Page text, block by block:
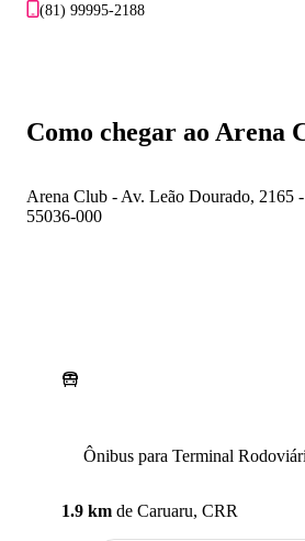
(81) 99995-2188
Como chegar ao Arena
Arena Club - Av. Leão Dourado, 2165
55036-000
Ônibus para Terminal
1.9 km de Caruaru, CRR